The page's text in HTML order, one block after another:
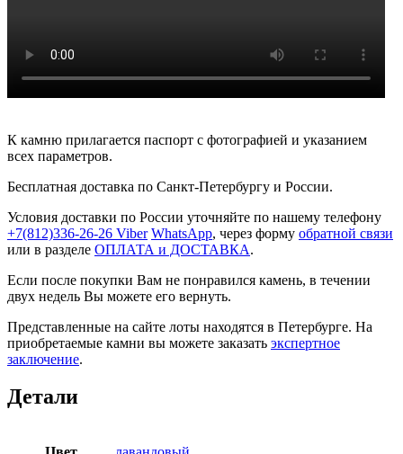
К камню прилагается паспорт с фотографией и указанием
всех параметров.
Бесплатная доставка по Санкт-Петербургу и России.
Условия доставки по России уточняйте по нашему телефону
+7(812)336-26-26 Viber WhatsApp, через форму обратной связи
или в разделе ОПЛАТА и ДОСТАВКА.
Если после покупки Вам не понравился камень, в течении
двух недель Вы можете его вернуть.
Представленные на сайте лоты находятся в Петербурге. На
приобретаемые камни вы можете заказать экспертное
заключение.
Детали